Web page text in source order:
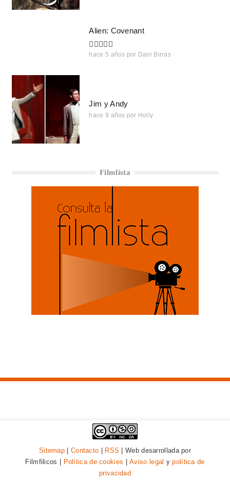
Alien: Covenant
hace 5 años por Dani Birras
Jim y Andy
hace 9 años por Holly
Filmlista
Sitemap Contacto RSS | Web desarrollada por
Filmfilicos |
Política de cookies |Aviso legal ypolítica de
privacidad